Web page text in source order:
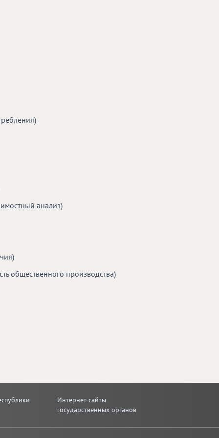
анализ)
производства)
Интернет-сайты
государственных органов